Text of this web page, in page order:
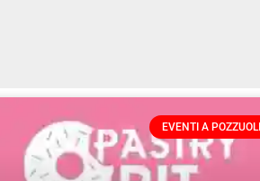
EVENTI A POZZUOLI